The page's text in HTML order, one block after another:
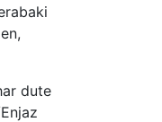
dute